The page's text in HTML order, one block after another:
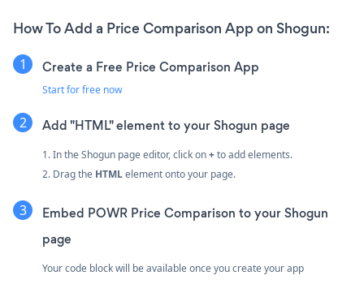
How To Add a Price Comparison App on Shogun:
Create a Free Price Comparison App
Start for free now
Add "HTML" element to your Shogun page
1. In the Shogun page editor, click on+to add elements.
2. Drag the HTMLelement onto your page.
Embed POWR Price Comparison to your Shogun
page
Your code block will be available once you create your app